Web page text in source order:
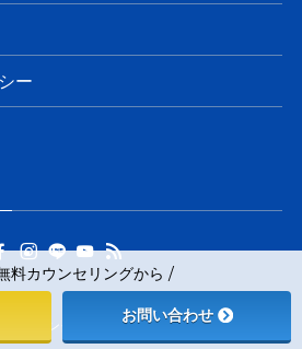
ー
レーニングジム リガッツ牛久店.
料カウンセリングから /
お問い合わせ